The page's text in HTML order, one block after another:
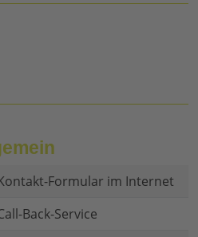
Formular im Internet
Back-Service